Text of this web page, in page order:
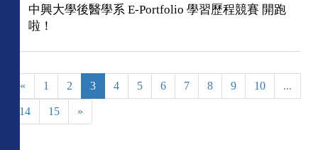
中興大學後醫學系 E-Portfolio 學習歷程競賽 開跑
啦！
« 1 2 3 4 5 6 7 8 9 10 ...
14 15 »